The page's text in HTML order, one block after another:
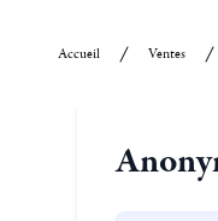
Accueil Ventes